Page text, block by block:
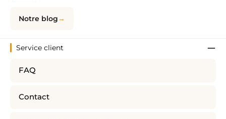
Notre blog
Service client
FAQ
Contact